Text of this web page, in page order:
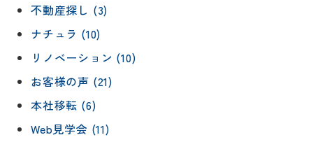
不動産探し (3)
ナチュラ (10)
リノベーション (10)
お客様の声 (21)
本社移転 (6)
Web見学会 (11)